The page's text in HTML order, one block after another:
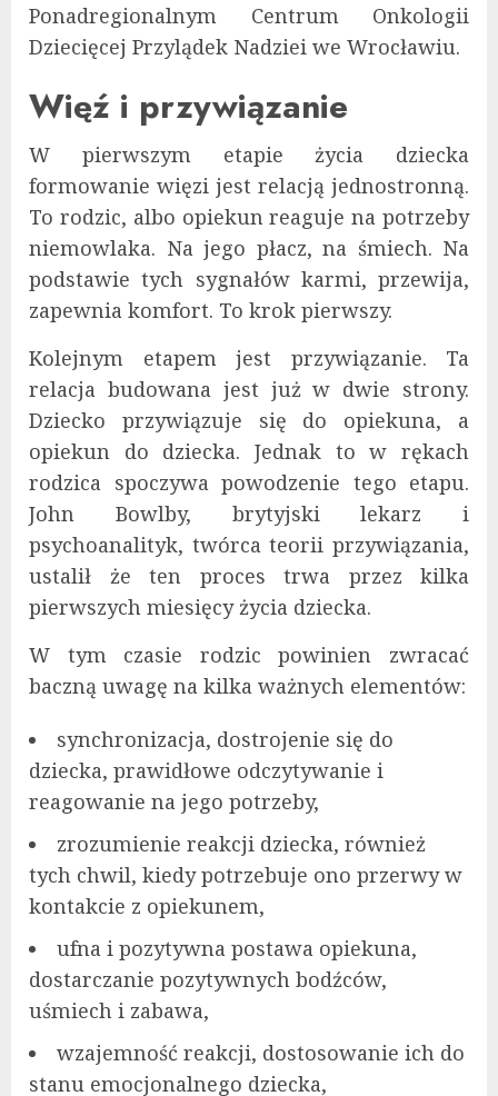
Ponadregionalnym Centrum Onkologii
Dziecięcej Przylądek Nadziei we Wrocławiu.
Więź i przywiązanie
W pierwszym etapie życia dziecka
formowanie więzi jest relacją jednostronną.
To rodzic, albo opiekun reaguje na potrzeby
niemowlaka. Na jego płacz, na śmiech. Na
podstawie tych sygnałów karmi, przewija,
zapewnia komfort. To krok pierwszy.
Kolejnym etapem jest przywiązanie. Ta
relacja budowana jest już w dwie strony.
Dziecko przywiązuje się do opiekuna, a
opiekun do dziecka. Jednak to w rękach
rodzica spoczywa powodzenie tego etapu.
John Bowlby, brytyjski lekarz i
psychoanalityk, twórca teorii przywiązania,
ustalił że ten proces trwa przez kilka
pierwszych miesięcy życia dziecka.
W tym czasie rodzic powinien zwracać
baczną uwagę na kilka ważnych elementów:
synchronizacja, dostrojenie się do
dziecka, prawidłowe odczytywanie i
reagowanie na jego potrzeby,
zrozumienie reakcji dziecka, również
tych chwil, kiedy potrzebuje ono przerwy w
kontakcie z opiekunem,
ufna i pozytywna postawa opiekuna,
dostarczanie pozytywnych bodźców,
uśmiech i zabawa,
wzajemność reakcji, dostosowanie ich do
stanu emocjonalnego dziecka,